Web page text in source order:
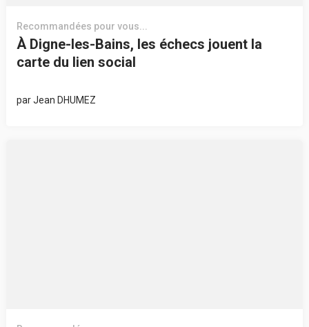
Recommandées pour vous...
À Digne-les-Bains, les échecs jouent la
carte du lien social
parJean DHUMEZ